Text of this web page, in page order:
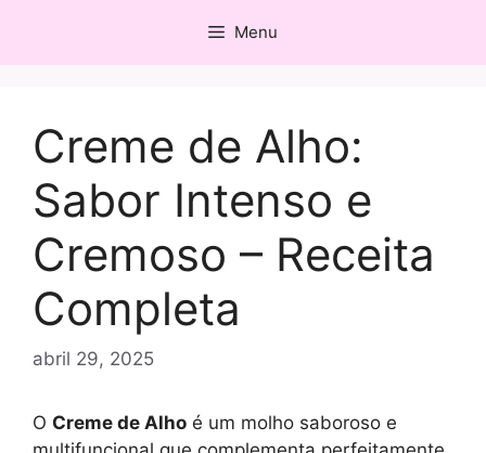
o
Menu
Creme de Alho:
Sabor Intenso e
Cremoso – Receita
Completa
abril 29, 2025
O Creme de Alho é um molho saboroso e